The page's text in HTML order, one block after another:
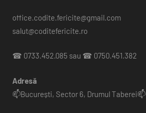
office.codite.fericite@gmail.com
salut@coditefericite.ro
☎ 0733.452.085 sau ☎ 0750.451.382
Adresă
📫București, Sector 6, Drumul Taberei📫